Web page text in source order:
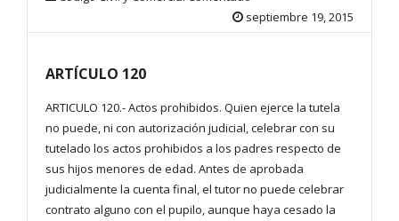
septiembre 19, 2015
ARTÍCULO 120
ARTICULO 120.- Actos prohibidos. Quien ejerce la tutela
no puede, ni con autorización judicial, celebrar con su
tutelado los actos prohibidos a los padres respecto de
sus hijos menores de edad. Antes de aprobada
judicialmente la cuenta final, el tutor no puede celebrar
contrato alguno con el pupilo, aunque haya cesado la